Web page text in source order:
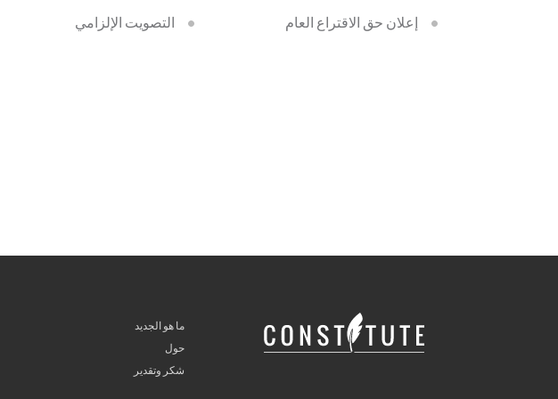
إعلان حق الاقتراع العام التصويت الإلزامي
ما هو الجديد
حول
شكر وتقدير